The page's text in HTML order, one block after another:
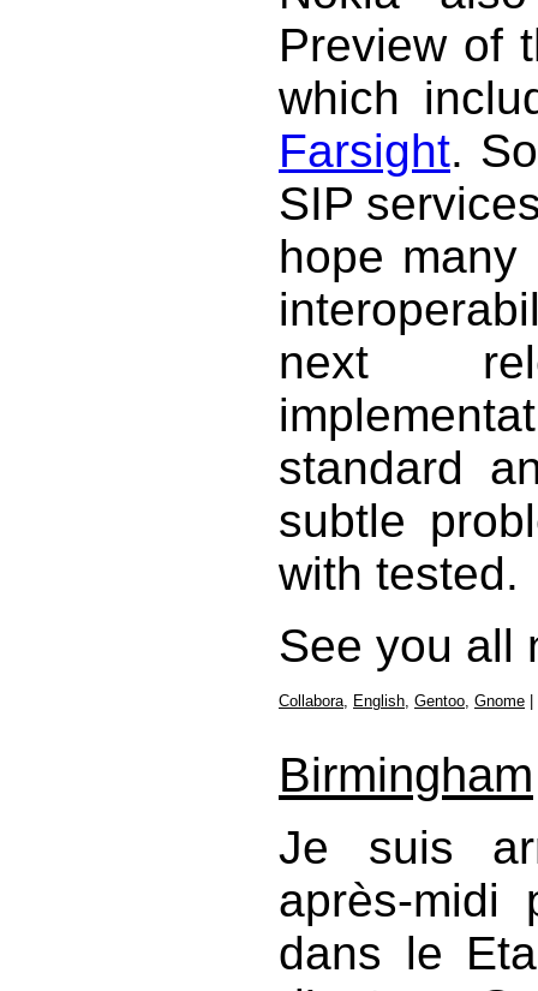
Preview of
which
Farsight.
SIP
hope
next
standard
subtle
with tested.
See you all
Collabora English Gentoo Gnome
Birmingham
Je suis
après-midi
dans le